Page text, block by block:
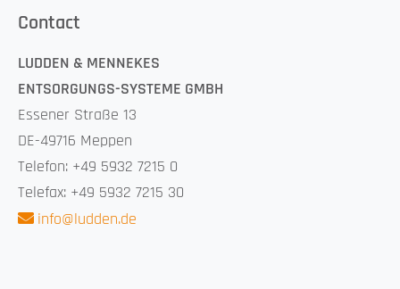
Contact
LUDDEN & MENNEKES
ENTSORGUNGS-SYSTEME GMBH
Essener Straße 13
DE-49716 Meppen
Telefon: +49 5932 7215 0
Telefax: +49 5932 7215 30
info@ludden.de